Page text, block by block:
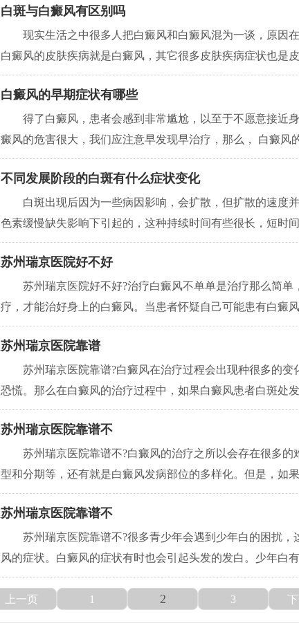
白斑与白癜风有区别吗
现实生活之中很多人把白癜风和白癜风混为一谈，原因
白癜风的皮肤疾病就是白癜风，其它很多皮肤疾病症状也
白癜风的早期症状有哪些
得了白癜风，患者会感到非常尴尬，以至于不愿意接近
癜风的危害很大，我们应注意早发现早治疗，那么， 白癜
不同发展阶段的白斑有什么症状变化
白斑出现后因为一些病因影响，会扩散，但扩散的速度
色素缓慢缺失影响下引起的，这种持续时间有些很长，短
苏州瑞京医院好不好
苏州瑞京医院好不好?治疗白癜风不单单是治疗那么简
疗，才能治好身上的白癜风。当患者怀疑自己可能患有白
苏州瑞京医院靠谱
苏州瑞京医院靠谱?白癜风在治疗过程会出现种很多的
恐慌。那么在白癜风的治疗过程中，如果白癜风患者白斑
苏州瑞京医院靠谱不
苏州瑞京医院靠谱不?白癜风的治疗之所以会存在很多
型和分期等，还有就是白癜风发病部位的多样化。但是，
苏州瑞京医院靠谱不
苏州瑞京医院靠谱不?很多青少年会遇到少年白的困扰
风的症状。白癜风的症状有时也会引起头发的发白。少年
上一页 1 2 3